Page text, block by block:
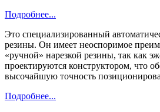
Подробнее...
Это специализированный
резины. Он имеет неоспоримое
«ручной» нарезкой резины, так как
проектируются конструктором, что
высочайшую точность
Подробнее...